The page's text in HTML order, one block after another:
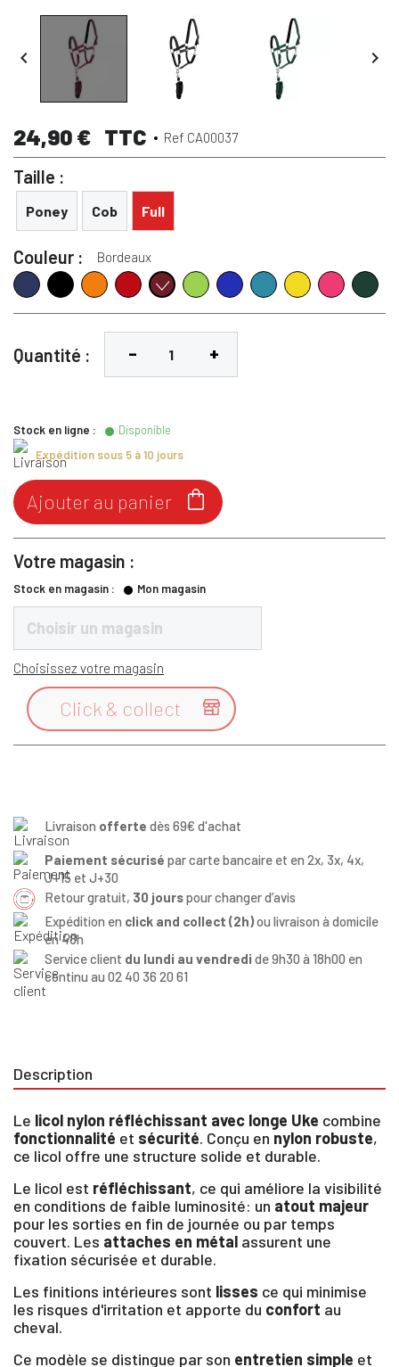
 
24,90 € TTC Ref CA00037
Taille :
Poney Cob Full
Couleur : Bordeaux
Navy Noir OrangeRougeBordeauxLime Bleu RoiTurquoiseJaune Rose Vert
Quantité :
Stock en ligne :
Disponible
Expédition sous 5 à 10 jours

Ajouter au panier
Votre magasin :
Stock en magasin : Mon magasin
Choisir un magasin
Choisissez votre magasin

Click & collect
Livraison offerte dès 69€ d'achat
Paiement sécurisé par carte bancaire et en 2x, 3x, 4x,
J+15 et J+30
Retour gratuit, 30 jourspour changer d’avis
Expédition en click and collect (2h)ou livraison à domicile
en 48h
Service client du lundi au vendredi de 9h30 à 18h00 en
continu au 02 40 36 20 61
Description
Le licol nylon réfléchissant avec longe Uke combine
fonctionnalité et sécurité. Conçu en nylon robuste,
ce licol offre une structure solide et durable.
Le licol est réfléchissant, ce qui améliore la visibilité
en conditions de faible luminosité: un atout majeur
pour les sorties en fin de journée ou par temps
couvert. Les attaches en métal assurent une
fixation sécurisée et durable.
Les finitions intérieures sont lisses ce qui minimise
les risques d'irritation et apporte du confort au
cheval.
Ce modèle se distingue par son entretien simple et
×
Vous devez être connecté pour enregistrer des